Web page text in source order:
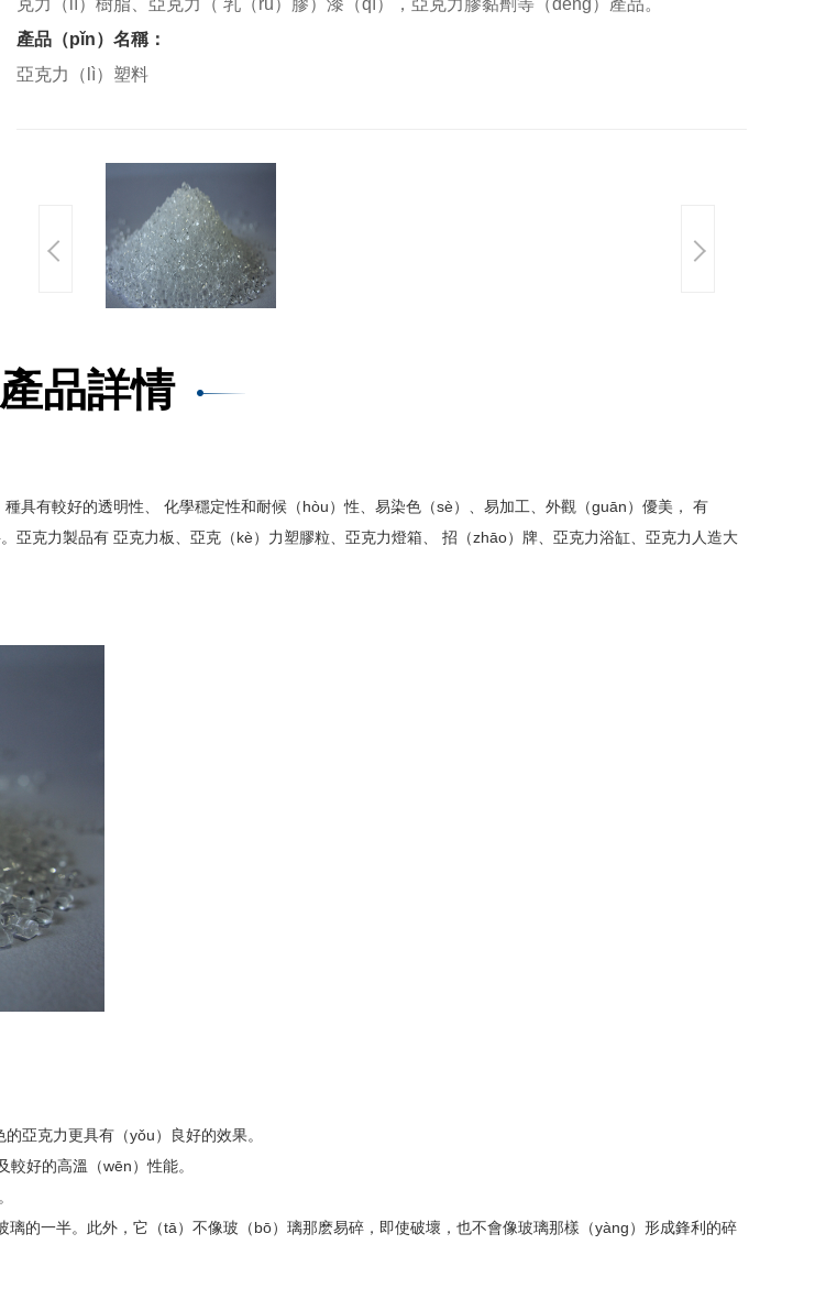
克力（lì）樹脂、亞克力（ 乳（rǔ）膠）漆（qī），亞克力膠黏劑等（děng）產品。
產品（pǐn）名稱：
亞克力（lì）塑料
產品詳情
具有較好的透明性、 化學穩定性和耐候（hòu）性、易染色（sè）、易加工、外觀（guān）優美， 有
亞克力製品有 亞克力板、亞克（kè）力塑膠粒、亞克力燈箱、 招（zhāo）牌、亞克力浴缸、亞克力人造大
亞克力更具有（yǒu）良好的效果。
好的高溫（wēn）性能。
的一半。此外，它（tā）不像玻（bō）璃那麽易碎，即使破壞，也不會像玻璃那樣（yàng）形成鋒利的碎